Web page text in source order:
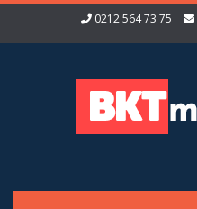
0212 564 73 75